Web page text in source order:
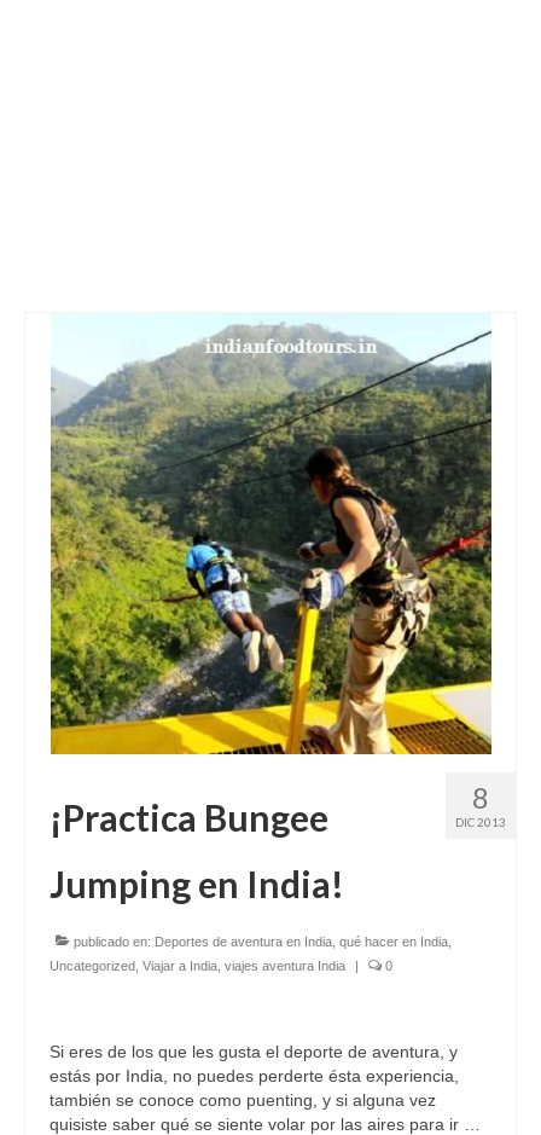
8
DIC 2013
¡Practica Bungee
Jumping en India!
publicado en: Deportes de aventura en India qué hacer en India
Uncategorized Viajar a India viajes aventura India | 0
Si eres de los que les gusta el deporte de aventura, y
estás por India, no puedes perderte ésta experiencia,
también se conoce como puenting, y si alguna vez
quisiste saber qué se siente volar por las aires para ir …